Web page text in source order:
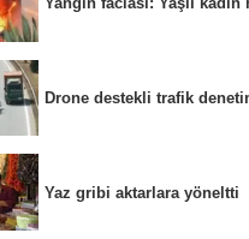
Drone destekli trafik
Yaz gribi aktarlara yöneltti